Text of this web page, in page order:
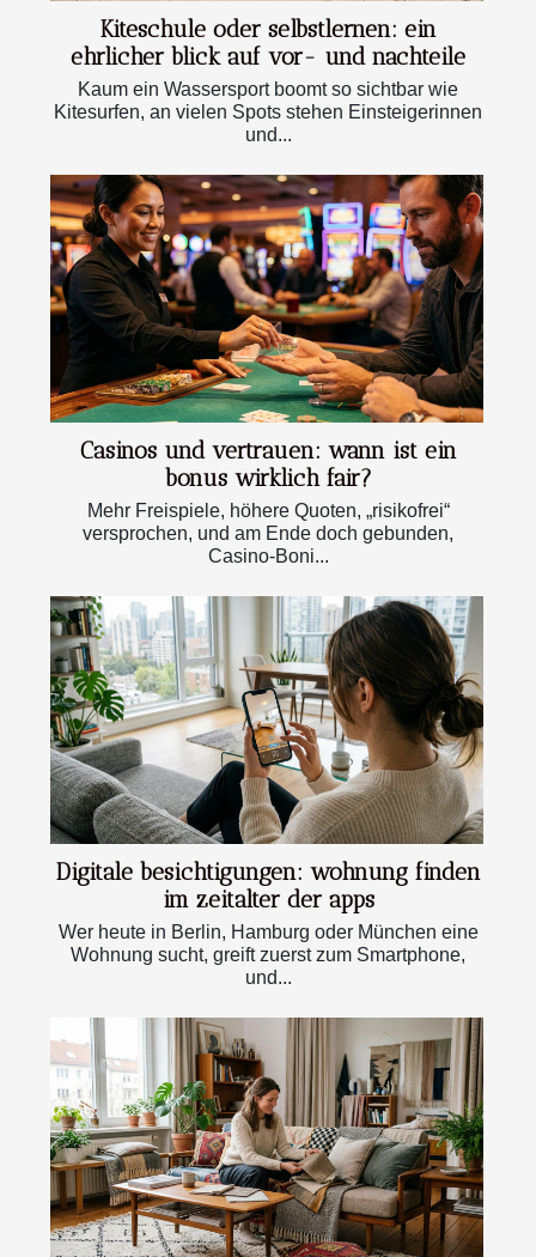
Kiteschule oder selbstlernen: ein
ehrlicher blick auf vor- und nachteile
Kaum ein Wassersport boomt so sichtbar wie
Kitesurfen, an vielen Spots stehen Einsteigerinnen
und...
Casinos und vertrauen: wann ist ein
bonus wirklich fair?
Mehr Freispiele, höhere Quoten, „risikofrei“
versprochen, und am Ende doch gebunden,
Casino-Boni...
Digitale besichtigungen: wohnung finden
im zeitalter der apps
Wer heute in Berlin, Hamburg oder München eine
Wohnung sucht, greift zuerst zum Smartphone,
und...